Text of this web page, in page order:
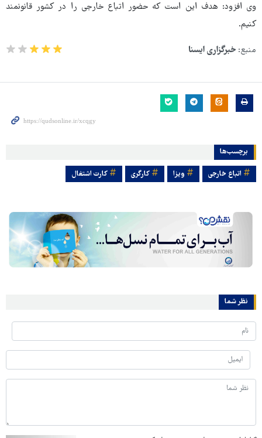
وی افزود: هدف این است که حضور اتباع خارجی را در کشور قانونمند
کنیم.
منبع: خبرگزاری ایسنا
برچسب‌ها
اتباع خارجی ویزا کارگری کارت اشتغال
نظر شما